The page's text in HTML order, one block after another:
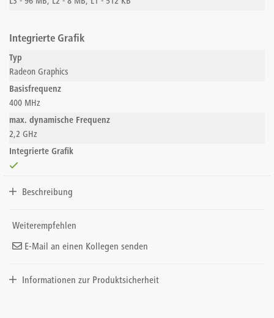
Integrierte Grafik
Typ
Radeon Graphics
Basisfrequenz
400 MHz
max. dynamische Frequenz
2,2 GHz
Integrierte Grafik
Beschreibung
Weiterempfehlen
E-Mail an einen Kollegen senden
Informationen zur Produktsicherheit